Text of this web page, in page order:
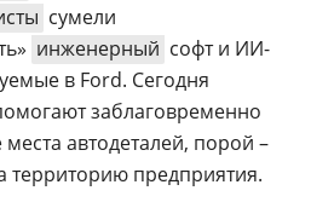
сумели
инженерный софт и ИИ-
в Ford. Сегодня
заблаговременно
автодеталей, порой –
территорию предприятия.